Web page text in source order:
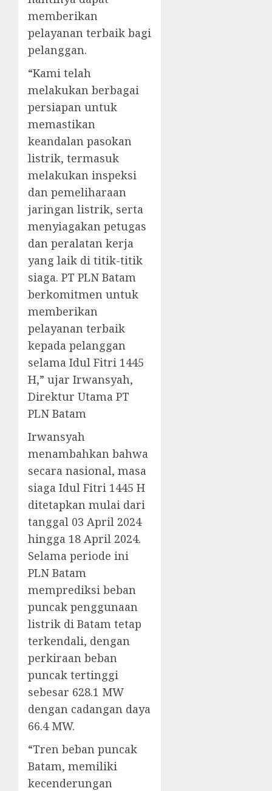
memberikan
pelayanan terbaik bagi
pelanggan.
“Kami telah
melakukan berbagai
persiapan untuk
memastikan
keandalan pasokan
listrik, termasuk
melakukan inspeksi
dan pemeliharaan
jaringan listrik, serta
menyiagakan petugas
dan peralatan kerja
yang laik di titik-titik
siaga. PT PLN Batam
berkomitmen untuk
memberikan
pelayanan terbaik
kepada pelanggan
selama Idul Fitri 1445
H,” ujar Irwansyah,
Direktur Utama PT
PLN Batam
Irwansyah
menambahkan bahwa
secara nasional, masa
siaga Idul Fitri 1445 H
ditetapkan mulai dari
tanggal 03 April 2024
hingga 18 April 2024.
Selama periode ini
PLN Batam
memprediksi beban
puncak penggunaan
listrik di Batam tetap
terkendali, dengan
perkiraan beban
puncak tertinggi
sebesar 628.1 MW
dengan cadangan daya
66.4 MW.
“Tren beban puncak
Batam, memiliki
kecenderungan